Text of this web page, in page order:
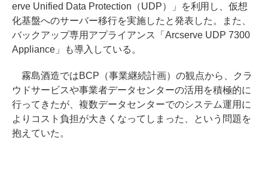
erve Unified Data Protection（UDP）」を利用し、仮想
化基盤へのサーバー移行を実施したと発表した。また、
バックアップ専用アプライアンス「Arcserve UDP 7300
Appliance」も導入している。
霧島酒造ではBCP（事業継続計画）の観点から、クラ
ウドサービスや事業者データセンターの活用を積極的に
行ってきたが、複数データセンターでのシステム運用に
よりコスト負担が大きくなってしまった、という問題を
抱えていた。